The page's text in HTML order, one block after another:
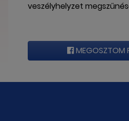
veszélyhelyzet
MEGOSZTOM